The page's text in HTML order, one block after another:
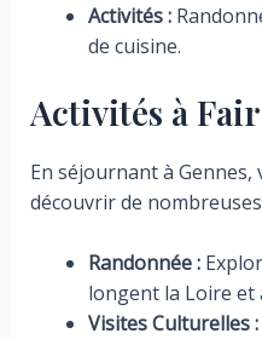
Activités :
de cuisine.
Activités à
En séjournant à Gennes,
découvrir de
Randonnée :
longent la Loire et
Visites Culturelles :